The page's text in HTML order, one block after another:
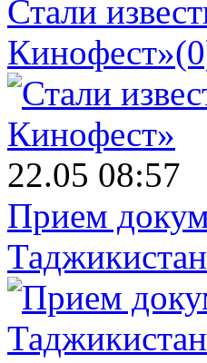
Стали
Кинофест»
22.05 08:57
Прием